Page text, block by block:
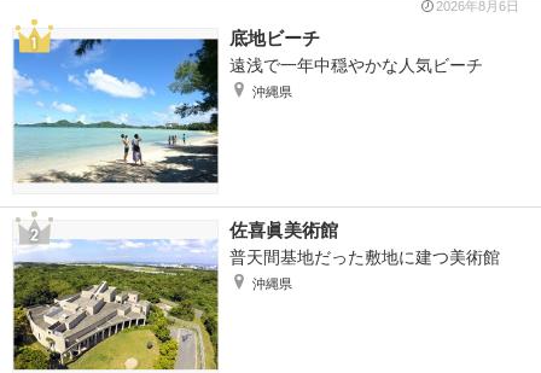
2026年8月6日
底地ビーチ
遠浅で一年中穏やかな人気ビーチ
沖縄県
佐喜眞美術館
普天間基地だった敷地に建つ美術館
沖縄県